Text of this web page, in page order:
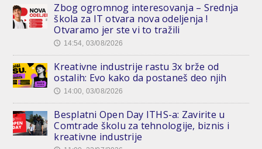
Zbog ogromnog interesovanja – Srednja
škola za IT otvara nova odeljenja !
Otvaramo jer ste vi to tražili
🕔 14:54, 03/08/2026
Kreativne industrije rastu 3x brže od
ostalih: Evo kako da postaneš deo njih
🕔 14:00, 03/08/2026
Besplatni Open Day ITHS-a: Zavirite u
Comtrade školu za tehnologije, biznis i
kreativne industrije